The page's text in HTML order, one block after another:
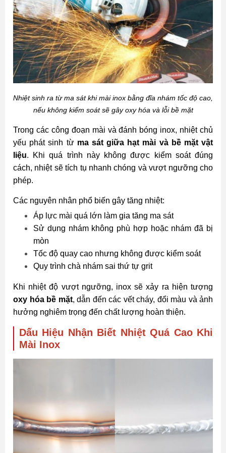
Nhiệt sinh ra từ ma sát khi mài inox bằng đĩa nhám tốc độ cao,
nếu không kiểm soát sẽ gây oxy hóa và lỗi bề mặt
Trong các công đoạn mài và đánh bóng inox, nhiệt chủ
yếu phát sinh từ ma sát giữa hạt mài và bề mặt vật
liệu. Khi quá trình này không được kiểm soát đúng
cách, nhiệt sẽ tích tụ nhanh chóng và vượt ngưỡng cho
phép.
Các nguyên nhân phổ biến gây tăng nhiệt:
Áp lực mài quá lớn làm gia tăng ma sát
Sử dụng nhám không phù hợp hoặc nhám đã bị
mòn
Tốc độ quay cao nhưng không được kiểm soát
Quy trình chà nhám sai thứ tự grit
Khi nhiệt độ vượt ngưỡng, inox sẽ xảy ra hiện tượng
oxy hóa bề mặt, dẫn đến các vết cháy, đổi màu và ảnh
hưởng nghiêm trọng đến chất lượng hoàn thiện.
Dấu Hiệu Nhận Biết Nhiệt Quá Cao Khi
Mài Inox